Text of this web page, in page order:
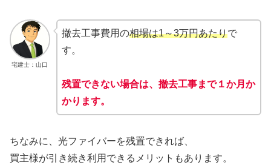
宅建士：山口
撤去工事費用の相場は1～3万円あたりで
す。
残置できない場合は、撤去工事まで１か月か
かります。
ちなみに、光ファイバーを残置できれば、
買主様が引き続き利用できるメリットもあります。